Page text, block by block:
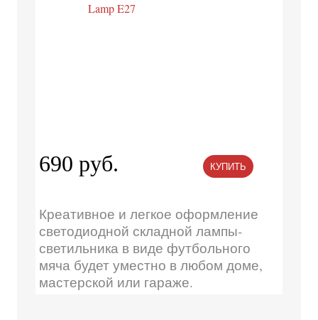
690 руб. КУПИТЬ
Креативное и легкое оформление
светодиодной складной лампы-
светильника в виде футбольного
мяча будет уместно в любом доме,
мастерской или гараже.